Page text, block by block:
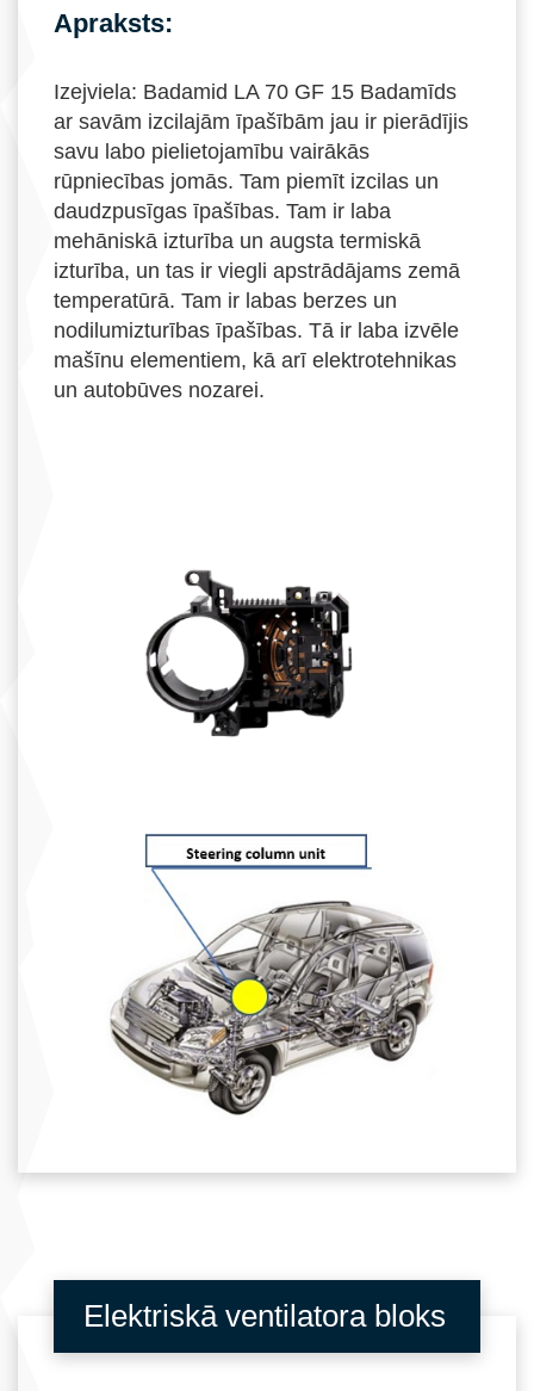
Apraksts:
Izejviela: Badamid LA 70 GF 15 Badamīds
ar savām izcilajām īpašībām jau ir pierādījis
savu labo pielietojamību vairākās
rūpniecības jomās. Tam piemīt izcilas un
daudzpusīgas īpašības. Tam ir laba
mehāniskā izturība un augsta termiskā
izturība, un tas ir viegli apstrādājams zemā
temperatūrā. Tam ir labas berzes un
nodilumizturības īpašības. Tā ir laba izvēle
mašīnu elementiem, kā arī elektrotehnikas
un autobūves nozarei.
Elektriskā ventilatora bloks